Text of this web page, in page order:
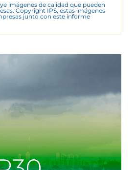
imágenes de calidad que pueden
Copyright IPS, estas imágenes
junto con este informe